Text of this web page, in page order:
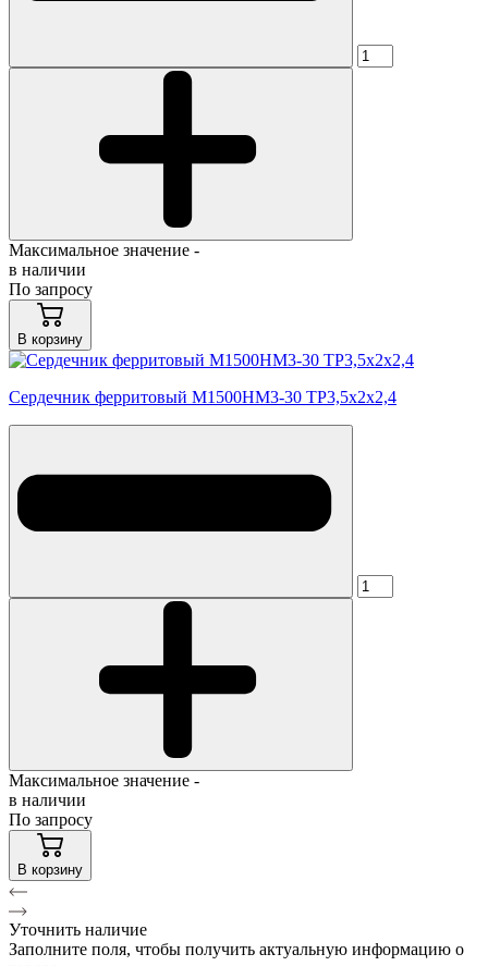
Максимальное значение -
в наличии
По запросу
В корзину
Сердечник ферритовый М1500НМ3-30 ТР3,5х2х2,4
Максимальное значение -
в наличии
По запросу
В корзину
Уточнить наличие
Заполните поля, чтобы получить актуальную информацию о